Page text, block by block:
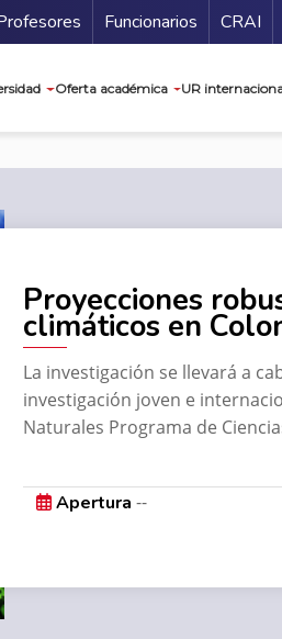
Funcionarios CRAI
Oferta académica UR
Proyecciones
climáticos en
La investigación se llevará a
investigación joven e
Naturales Programa de
Apertura --